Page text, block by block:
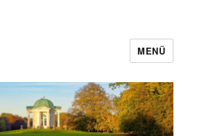
MENÜ